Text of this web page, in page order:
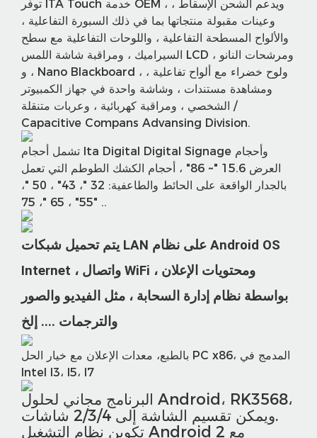
توفر ITA Touch خدمة OEM ، ويدعم الشحن الإسقاط ،
وعينات مقبولة منتجاتها بما في ذلك السبورة التفاعلية ،
والألواح المسطحة التفاعلية ، واللوحات التفاعلية مع سطح
السيراميك ، ومراقبة شاشة اللمس LCD ، ومرشحات النانو
، و Nano Blackboard ، ولوح خضراء مع ألواح تفاعلية ،
ومشاهدة مستندات ، وشاشة واحدة في جهاز الكمبيوتر
الشخصي ، ومراقبة كهربائية ، وعربات متنقلة /
Capacitive Compans Advansing Division.
تشمل أحجام Ita Digital Digital Signage وأحجام
العرض 15.6 "~ 86" ، أحجام الكشك الطوطم التي تعمل
بالجدار الواقعة على الحائط والطاعفية: 32 "، 43" ، 50 "،
55" ، 65 "، 75" ..
يتم تحميل شبكات LAN على نظام Android OS
Internet ، واتصال WiFi ، ومحتويات الإعلان
بواسطة نظام إدارة السحابة ، مثل الفيديو والصور
والترجمات .... إلخ
بالطبع، معدات الإعلان مع خيار الحل PC x86، المدمج في
Intel I3، I5، I7
البرنامج مجاني لحلول Android، RK3568،
ويمكن تقسيم الشاشة إلى 2/3/4 شاشات.
تكوين نظام التشغيل Android مع 2